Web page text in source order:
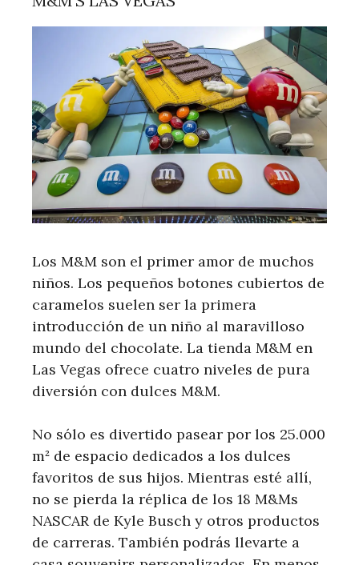
Los M&M son el primer amor de muchos
niños. Los pequeños botones cubiertos de
caramelos suelen ser la primera
introducción de un niño al maravilloso
mundo del chocolate. La tienda M&M en
Las Vegas ofrece cuatro niveles de pura
diversión con dulces M&M.
No sólo es divertido pasear por los 25.000
m² de espacio dedicados a los dulces
favoritos de sus hijos. Mientras esté allí,
no se pierda la réplica de los 18 M&Ms
NASCAR de Kyle Busch y otros productos
de carreras. También podrás llevarte a